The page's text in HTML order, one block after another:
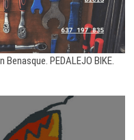
PEDALEJO BIKE.